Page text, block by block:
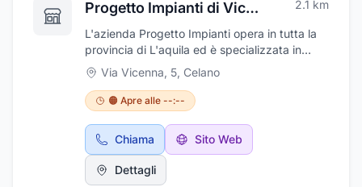
Progetto Impianti di Vicaretti Marco 2.1 km
L'azienda Progetto Impianti opera in tutta la
provincia di L'aquila ed è specializzata in
servizi di termoidraulica , impianti
tecnologici,solari e di condizionamento, La
nostra azienda è in grado di installare impianti
termoidraulici all'avanguardia che consentono
un notevole risparmio energetico. Siamo
specializzati nella realizzazione di impianti
idrico-sanitari,, impianti di trattamento aria e
ventilazione, climatizzazione e
Via Vicenna, 5, Celano
🟠 Apre alle --:--
Chiama Sito Web
Dettagli